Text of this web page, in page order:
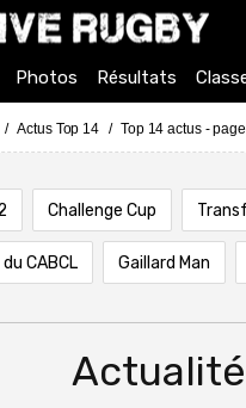
Photos Résultats
Actus Top 14 Top 14 actus -
Challenge Cup
CABCL Gaillard Man